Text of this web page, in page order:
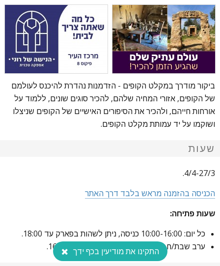
ביקור מודרך במקלט הקופים - הזדמנות נהדרת להיכנס לעולמם
של הקופים, אזורי המחיה שלהם, להכיר סוגים שונים, ללמוד על
אורחות חייהם, ולהכיר את הסיפורים האישיים של הקופים שניצלו
ושוקמו על יד עמותת מקלט הקופים.
שעות
4/4-27/3.
הכניסה בהזמנה מראש בלבד דרך האתר
שעות פתיחה:
כל יום: 10:00-16:00 כניסה, ניתן לשהות בפארק עד 18:00.
ערב שבת/חג: 10:00-14:00 ניתן לשהות עד 16:00. התקינו את מודיעין בכף ידך